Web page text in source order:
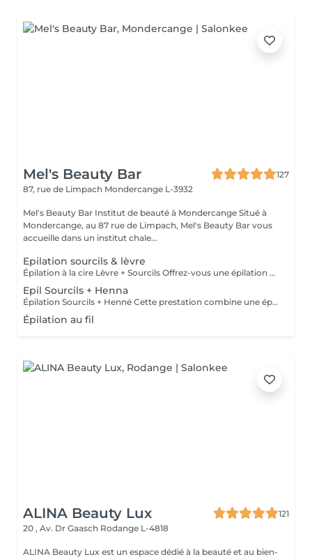
Mel's Beauty Bar
127
87, rue de Limpach Mondercange L-3932
Mel's Beauty Bar Institut de beauté à Mondercange Situé à
Mondercange, au 87 rue de Limpach, Mel's Beauty Bar vous
accueille dans un institut chale...
Epilation sourcils & lèvre
Épilation à la cire Lèvre + Sourcils Offrez-vous une épilation délicate et efficace de la lèvre et des sourcils avec notre cire à base de zinc, idéale pour les peaux sensibles. Deux types de cires sont disponibles pour répondre à vos besoins : Cire chaude : idéale pour une épilation plus rapide et efficace. Cire froide (avec ou sans bandes) : une option plus douce, parfaite pour les peaux les plus sensibles. Les deux types de cire garantissent une élimination nette des poils tout en respectant votre peau. Parfaite pour une finition précise, elle sublime vos traits et laisse votre peau douce et soyeuse.
Epil Sourcils + Henna
Épilation Sourcils + Henné Cette prestation combine une épilation précise des sourcils avec une application de henné, qui, en plus de colorer les poils, teint légèrement la peau pour un effet plus rempli et naturel. Contrairement à la teinture, le henné offre un rendu plus dense et durable, parfait pour structurer et sublimer le regard.
Épilation au fil
ALINA Beauty Lux
121
20 , Av. Dr Gaasch Rodange L-4818
ALINA Beauty Lux est un espace dédié à la beauté et au bien-